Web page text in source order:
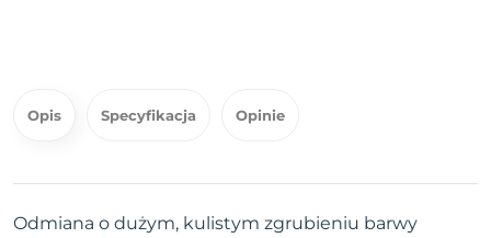
Opis Specyfikacja Opinie
Odmiana o dużym, kulistym zgrubieniu barwy